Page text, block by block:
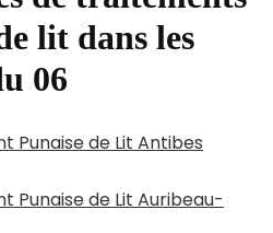
lit dans les
06
Punaise de Lit Antibes
Punaise de Lit Auribeau-